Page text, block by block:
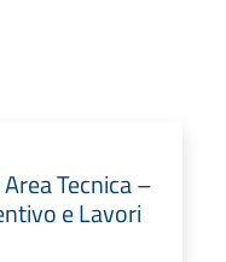
Tecnica –
e Lavori